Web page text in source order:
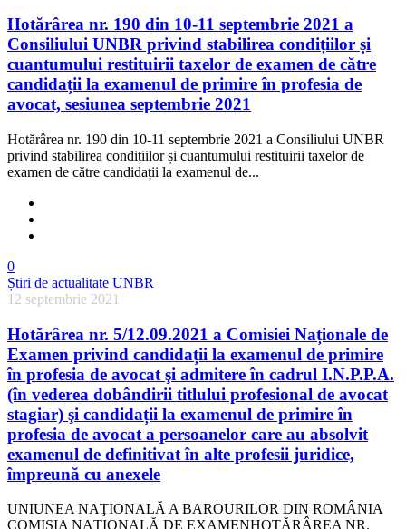
Hotărârea nr. 190 din 10-11 septembrie 2021 a
Consiliului UNBR privind stabilirea condițiilor și
cuantumului restituirii taxelor de examen de către
candidații la examenul de primire în profesia de
avocat, sesiunea septembrie 2021
Hotărârea nr. 190 din 10-11 septembrie 2021 a Consiliului UNBR
privind stabilirea condițiilor și cuantumului restituirii taxelor de
examen de către candidații la examenul de...
0
Știri de actualitate UNBR
12 septembrie 2021
Hotărârea nr. 5/12.09.2021 a Comisiei Naționale de
Examen privind candidații la examenul de primire
în profesia de avocat şi admitere în cadrul I.N.P.P.A.
(în vederea dobândirii titlului profesional de avocat
stagiar) şi candidații la examenul de primire în
profesia de avocat a persoanelor care au absolvit
examenul de definitivat în alte profesii juridice,
împreună cu anexele
UNIUNEA NAŢIONALĂ A BAROURILOR DIN ROMÂNIA
COMISIA NAŢIONALĂ DE EXAMENHOTĂRÂREA NR.